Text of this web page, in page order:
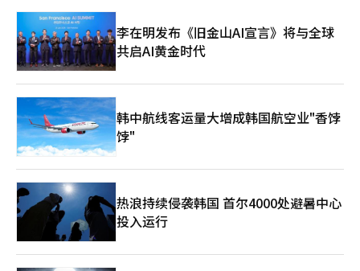
李在明发布《旧金山AI宣言》将与全球
共启AI黄金时代
韩中航线客运量大增成韩国航空业"香饽
饽"
热浪持续侵袭韩国 首尔4000处避暑中心
投入运行